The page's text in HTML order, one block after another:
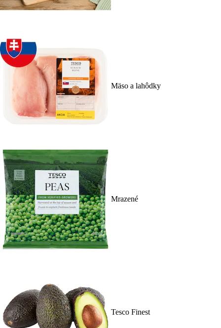
Mäso a lahôdky
Mrazené
Tesco Finest